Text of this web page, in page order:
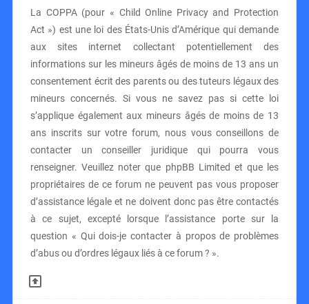
La COPPA (pour « Child Online Privacy and Protection
Act ») est une loi des États-Unis d’Amérique qui demande
aux sites internet collectant potentiellement des
informations sur les mineurs âgés de moins de 13 ans un
consentement écrit des parents ou des tuteurs légaux des
mineurs concernés. Si vous ne savez pas si cette loi
s’applique également aux mineurs âgés de moins de 13
ans inscrits sur votre forum, nous vous conseillons de
contacter un conseiller juridique qui pourra vous
renseigner. Veuillez noter que phpBB Limited et que les
propriétaires de ce forum ne peuvent pas vous proposer
d’assistance légale et ne doivent donc pas être contactés
à ce sujet, excepté lorsque l’assistance porte sur la
question « Qui dois-je contacter à propos de problèmes
d’abus ou d’ordres légaux liés à ce forum ? ».